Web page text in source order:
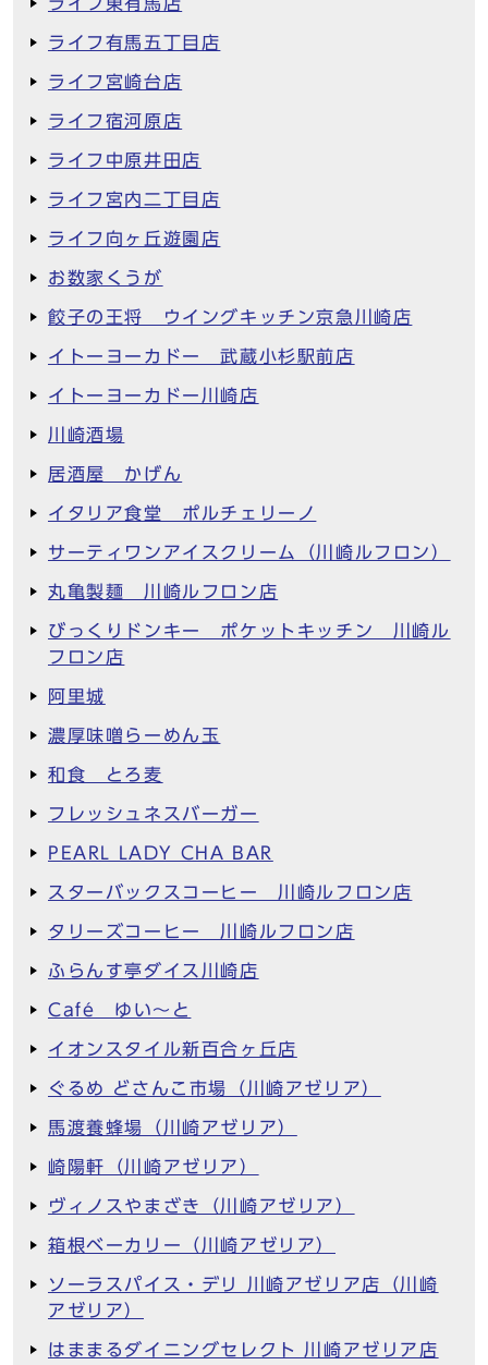
ライフ有馬五丁目店
ライフ宮崎台店
ライフ宿河原店
ライフ中原井田店
ライフ宮内二丁目店
ライフ向ヶ丘遊園店
お数家くうが
餃子の王将 ウイングキッチン京急川崎店
イトーヨーカドー 武蔵小杉駅前店
イトーヨーカドー川崎店
川崎酒場
居酒屋 かげん
イタリア食堂 ポルチェリーノ
サーティワンアイスクリーム（川崎ルフロン）
丸亀製麺 川崎ルフロン店
びっくりドンキー ポケットキッチン 川崎ル
フロン店
阿里城
濃厚味噌らーめん玉
和食 とろ麦
フレッシュネスバーガー
PEARL LADY CHA BAR
スターバックスコーヒー 川崎ルフロン店
タリーズコーヒー 川崎ルフロン店
ふらんす亭ダイス川崎店
Café ゆい～と
イオンスタイル新百合ヶ丘店
ぐるめ どさんこ市場（川崎アゼリア）
馬渡養蜂場（川崎アゼリア）
崎陽軒（川崎アゼリア）
ヴィノスやまざき（川崎アゼリア）
箱根ベーカリー（川崎アゼリア）
ソーラスパイス・デリ 川崎アゼリア店（川崎
アゼリア）
はままるダイニングセレクト 川崎アゼリア店